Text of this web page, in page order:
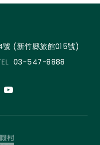
(新竹縣旅館015號)
03-547-8888